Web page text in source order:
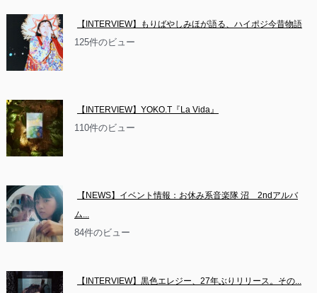
【INTERVIEW】もりばやしみほが語る、ハイポジ今昔物語
125件のビュー
【INTERVIEW】YOKO.T『La Vida』
110件のビュー
【NEWS】イベント情報：お休み系音楽隊 沼　2ndアルバ
ム...
84件のビュー
【INTERVIEW】黒色エレジー、27年ぶりリリース。その...